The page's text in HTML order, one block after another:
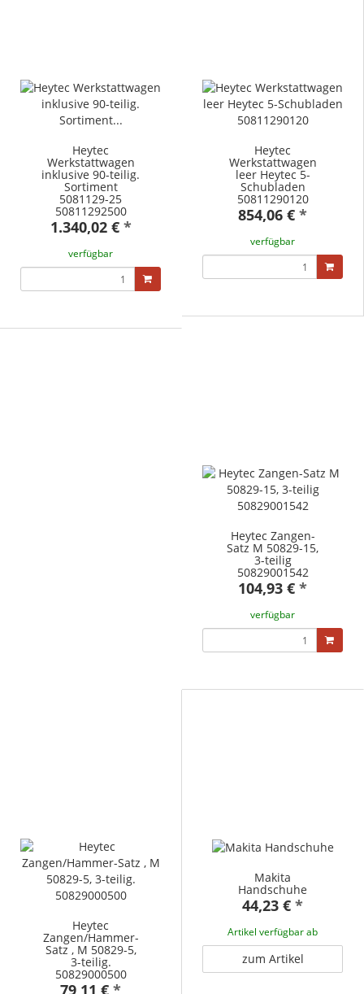
Heytec
Werkstattwagen
inklusive 90-teilig.
Sortiment
5081129-25
50811292500
1.340,02 € *
verfügbar
Heytec
Werkstattwagen
leer Heytec 5-
Schubladen
50811290120
854,06 € *
verfügbar
Heytec Zangen-
Satz M 50829-15,
3-teilig
50829001542
104,93 € *
verfügbar
Heytec
Zangen/Hammer-
Satz , M 50829-5,
3-teilig.
50829000500
79,11 € *
Makita
Handschuhe
44,23 € *
Artikel verfügbar ab
zum Artikel